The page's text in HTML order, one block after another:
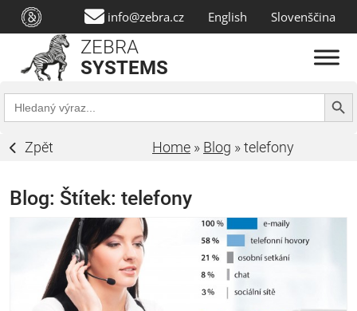
info@zebra.cz English Slovenščina
ZEBRA
SYSTEMS
Search
for:
Search
Zpět Home » Blog »telefony
Blog: Štítek: telefony